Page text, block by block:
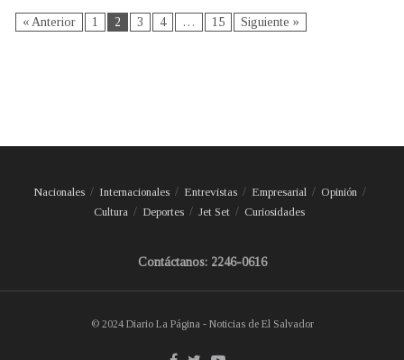
« Anterior 1 2 3 4 … 15 Siguiente »
Nacionales Internacionales Entrevistas Empresarial
Opinión
Cultura
Deportes Jet Set Curiosidades
Contáctanos: 2246-0616
© 2024 Diario La Página - Noticias de El Salvador